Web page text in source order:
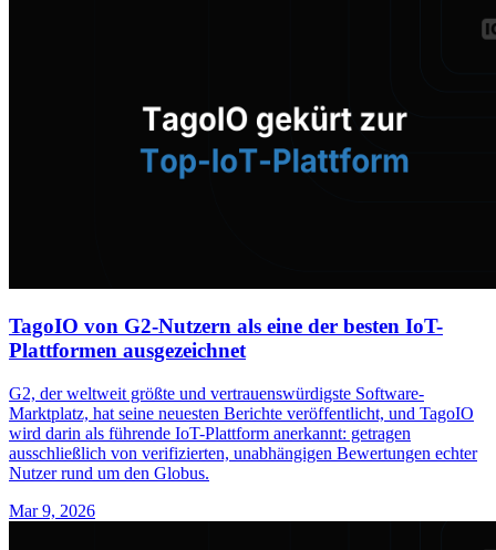
TagoIO von G2-Nutzern als eine der besten IoT-
Plattformen ausgezeichnet
G2, der weltweit größte und vertrauenswürdigste Software-
Marktplatz, hat seine neuesten Berichte veröffentlicht, und TagoIO
wird darin als führende IoT-Plattform anerkannt: getragen
ausschließlich von verifizierten, unabhängigen Bewertungen echter
Nutzer rund um den Globus.
Mar 9, 2026